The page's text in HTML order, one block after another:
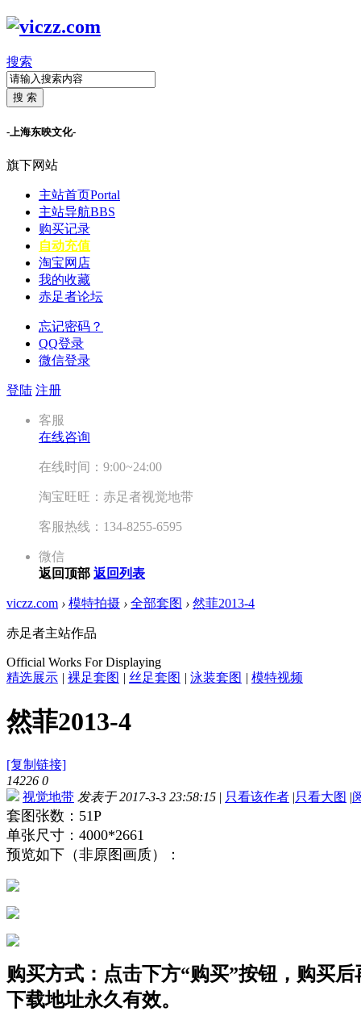
搜索
搜 索
-上海东映文化-
旗下网站
主站首页Portal
主站导航BBS
购买记录
自动充值
淘宝网店
我的收藏
赤足者论坛
忘记密码？
QQ登录
微信登录
登陆 注册
客服
在线咨询
在线时间：9:00~24:00
淘宝旺旺：赤足者视觉地带
客服热线：134-8255-6595
微信
返回顶部 返回列表
viczz.com › 模特拍摄 › 全部套图 › 然菲2013-4
赤足者主站作品
Official Works For Displaying
精选展示 | 裸足套图 | 丝足套图 | 泳装套图 | 模特视频
然菲2013-4
[复制链接]
14226 0
视觉地带 发表于 2017-3-3 23:58:15 | 只看该作者 |只看大图 |
套图张数：51P
单张尺寸：4000*2661
预览如下（非原图画质）：
购买方式：点击下方“购买”按钮，购买
下载地址永久有效。